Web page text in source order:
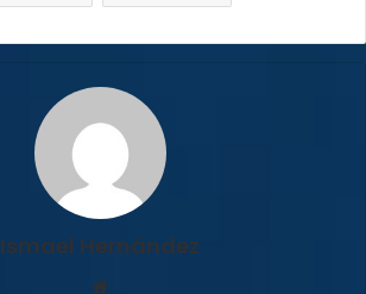
Ismael Hernández